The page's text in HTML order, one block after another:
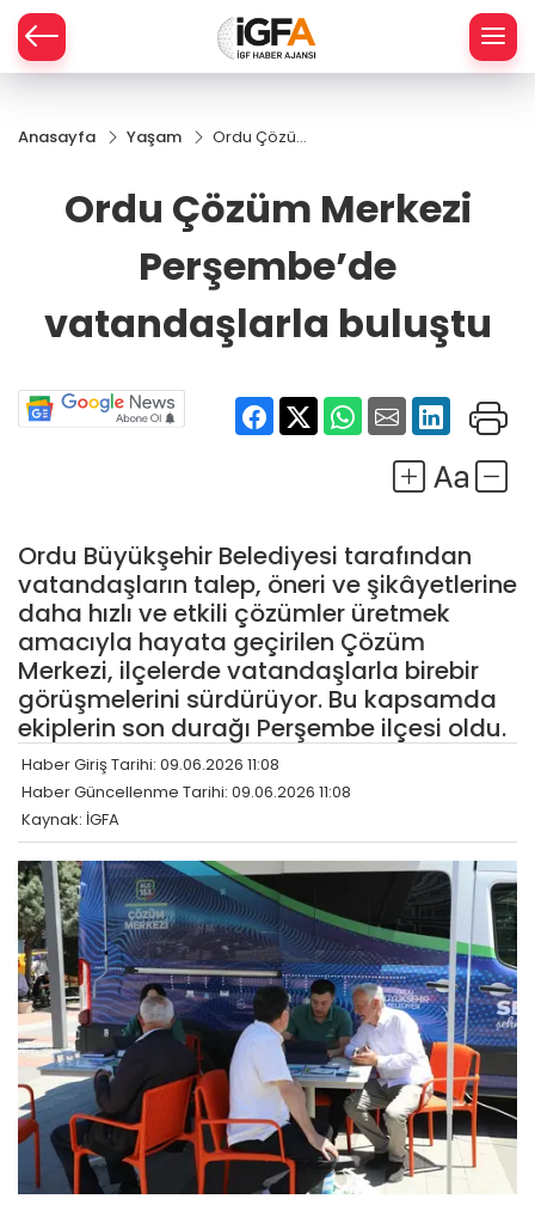
Anasayfa Yaşam
Ordu Çözüm
vatandaşlarla
Ordu Çözüm Merkezi
Perşembe’de
vatandaşlarla buluştu
Ordu Büyükşehir Belediyesi tarafından
vatandaşların talep, öneri ve şikâyetlerine
daha hızlı ve etkili çözümler üretmek
amacıyla hayata geçirilen Çözüm
Merkezi, ilçelerde vatandaşlarla birebir
görüşmelerini sürdürüyor. Bu kapsamda
ekiplerin son durağı Perşembe ilçesi oldu.
Haber Giriş Tarihi: 09.06.2026 11:08
Haber Güncellenme Tarihi: 09.06.2026 11:08
Kaynak: İGFA